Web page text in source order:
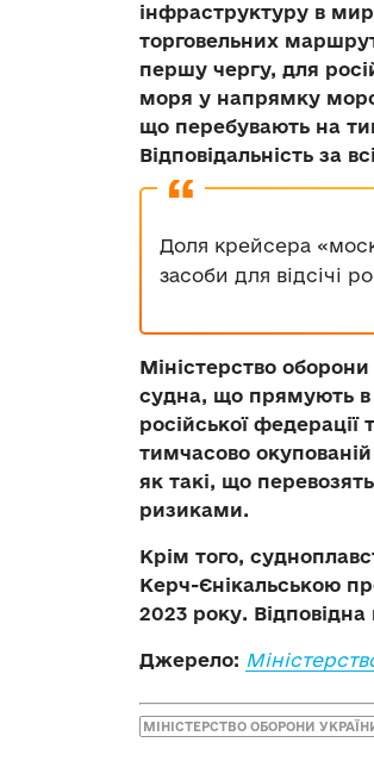
інфраструктуру в
торговельних
першу чергу, для
моря у напрямку
що перебувають на
Відповідальність за
Доля крейсера
засоби для відсічі
Міністерство
судна, що прямують в
російської
тимчасово
як такі, що
ризиками.
Крім того,
Керч-Єнікальською
2023 року.
Джерело:
МІНІСТЕРСТВО ОБОРОНИ